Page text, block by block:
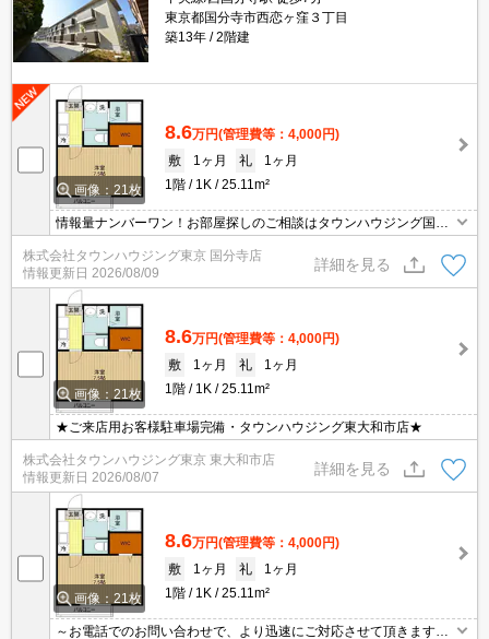
東京都国分寺市西恋ヶ窪３丁目
築13年
2階建
画像：21枚
8.6万円(管理費等：4,000円)
敷
1ヶ月 礼
1ヶ月
1階
1K 25.11m²
情報量ナンバーワン！お部屋探しのご相談はタウンハウジング国分
寺店にお任せを！
株式会社タウンハウジング東京 国分寺店
情報更新日 2026/08/09
詳細を見る
画像：21枚
8.6万円(管理費等：4,000円)
敷
1ヶ月 礼
1ヶ月
1階
1K 25.11m²
★ご来店用お客様駐車場完備・タウンハウジング東大和市店★
株式会社タウンハウジング東京 東大和市店
情報更新日 2026/08/07
詳細を見る
画像：21枚
8.6万円(管理費等：4,000円)
敷
1ヶ月 礼
1ヶ月
1階
1K 25.11m²
～お電話でのお問い合わせで、より迅速にご対応させて頂きます～